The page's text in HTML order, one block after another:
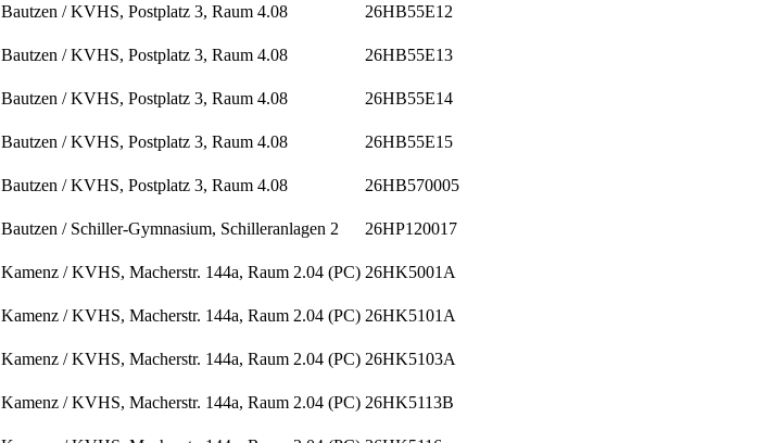
Bautzen / KVHS, Postplatz 3, Raum 4.08 26HB55E12
Bautzen / KVHS, Postplatz 3, Raum 4.08 26HB55E13
Bautzen / KVHS, Postplatz 3, Raum 4.08 26HB55E14
Bautzen / KVHS, Postplatz 3, Raum 4.08 26HB55E15
Bautzen / KVHS, Postplatz 3, Raum 4.08 26HB570005
Bautzen / Schiller-Gymnasium, Schilleranlagen 2 26HP120017
Kamenz / KVHS, Macherstr. 144a, Raum 2.04 (PC) 26HK5001A
Kamenz / KVHS, Macherstr. 144a, Raum 2.04 (PC) 26HK5101A
Kamenz / KVHS, Macherstr. 144a, Raum 2.04 (PC) 26HK5103A
Kamenz / KVHS, Macherstr. 144a, Raum 2.04 (PC) 26HK5113B